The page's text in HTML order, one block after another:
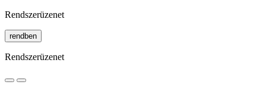
Rendszerüzenet
rendben
Rendszerüzenet